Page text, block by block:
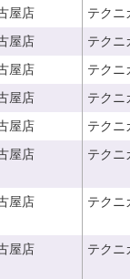
屋店 テクニ
屋店
テクニ
屋店
テクニ
屋店
テクニ
屋店
テクニ
屋店
テクニ
屋店 テクニ
屋店 テクニ